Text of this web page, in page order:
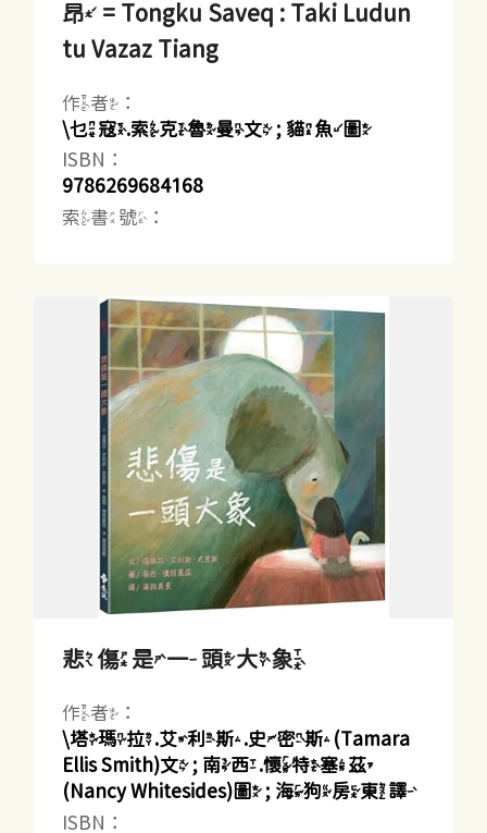
昂 = Tongku Saveq : Taki Ludun
tu Vazaz Tiang
作者：
\乜寇.索克魯曼文 ; 貓魚圖
ISBN：
9786269684168
索書號：
悲傷是一頭大象
作者：
\塔瑪拉.艾利斯.史密斯(Tamara
Ellis Smith)文 ; 南西.懷特塞茲
(Nancy Whitesides)圖 ; 海狗房東譯
ISBN：